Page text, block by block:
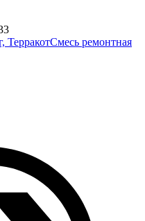
ТерракотСмесь ремонтная